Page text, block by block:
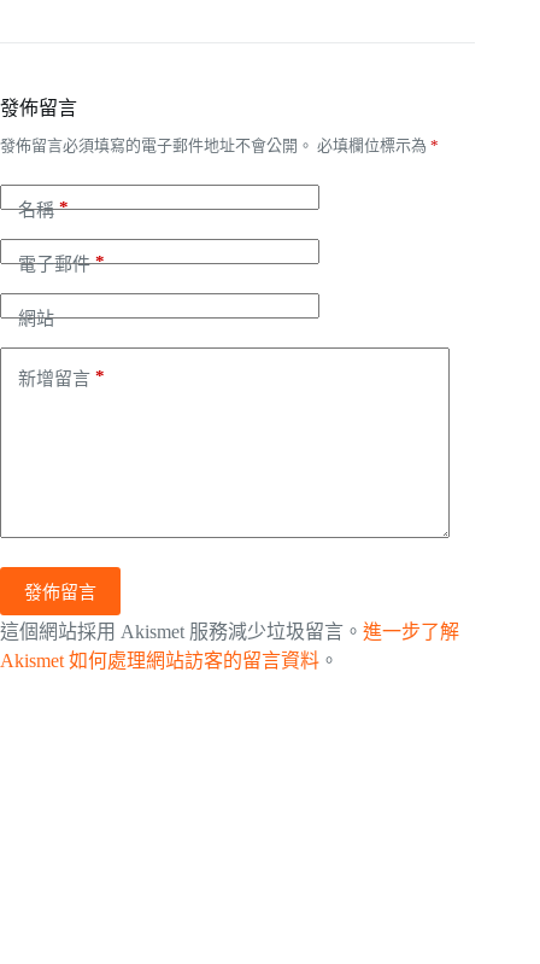
發佈留言
發佈留言必須填寫的電子郵件地址不會公開。 必填欄位標示為 *
名稱*
電子郵件*
網站
新增留言 *
發佈留言
這個網站採用 Akismet 服務減少垃圾留言。 進一步了解
Akismet 如何處理網站訪客的留言資料 。